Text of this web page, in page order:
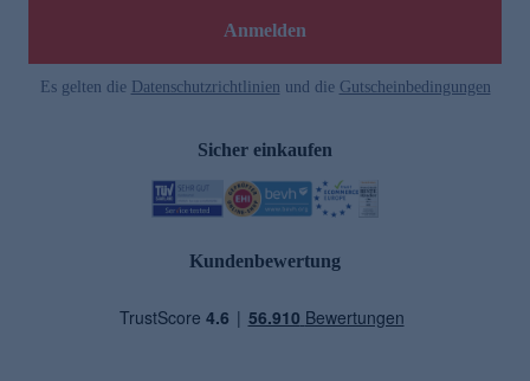
Anmelden
Es gelten die Datenschutzrichtlinien und die Gutscheinbedingungen
Sicher einkaufen
Kundenbewertung